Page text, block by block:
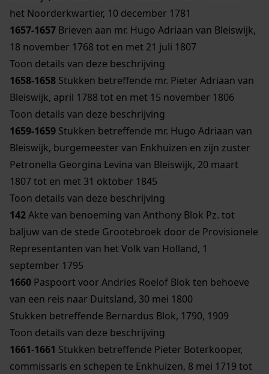
het Noorderkwartier, 10 december 1781
1657-1657 Brieven aan mr. Hugo Adriaan van Bleiswijk,
18 november 1768 tot en met 21 juli 1807
Toon details van deze beschrijving
1658-1658 Stukken betreffende mr. Pieter Adriaan van
Bleiswijk, april 1788 tot en met 15 november 1806
Toon details van deze beschrijving
1659-1659 Stukken betreffende mr. Hugo Adriaan van
Bleiswijk, burgemeester van Enkhuizen en zijn zuster
Petronella Georgina Levina van Bleiswijk, 20 maart
1807 tot en met 31 oktober 1845
Toon details van deze beschrijving
142Akte van benoeming van Anthony Blok Pz. tot
baljuw van de stede Grootebroek door de Provisionele
Representanten van het Volk van Holland, 1
september 1795
1660 Paspoort voor Andries Roelof Blok ten behoeve
van een reis naar Duitsland, 30 mei 1800
Stukken betreffende Bernardus Blok, 1790, 1909
Toon details van deze beschrijving
1661-1661 Stukken betreffende Pieter Boterkooper,
commissaris en schepen te Enkhuizen, 8 mei 1719 tot